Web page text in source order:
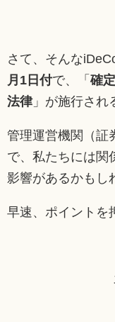
さて、そんな
月1日付で、「確
法律」が施行され
管理運営機関（証
で、私たちには関
影響があるかもし
早速、ポイントを